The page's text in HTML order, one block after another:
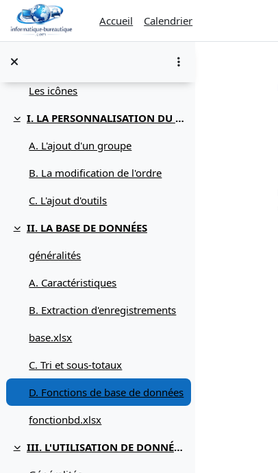
Passer au contenu principal
Accueil
Calendrier
Replier
Les icônes
Replier
I. LA PERSONNALISATION DU RUBAN
A. L'ajout d'un groupe
B. La modification de l'ordre
C. L'ajout d'outils
Replier
II. LA BASE DE DONNÉES
généralités
A. Caractéristiques
B. Extraction d'enregistrements
base.xlsx
C. Tri et sous-totaux
D. Fonctions de base de données
fonctionbd.xlsx
Replier
III. L'UTILISATION DE DONNÉES EXTERNES